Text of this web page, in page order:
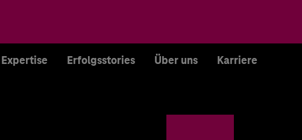
Expertise Erfolgsstories Über uns Karriere